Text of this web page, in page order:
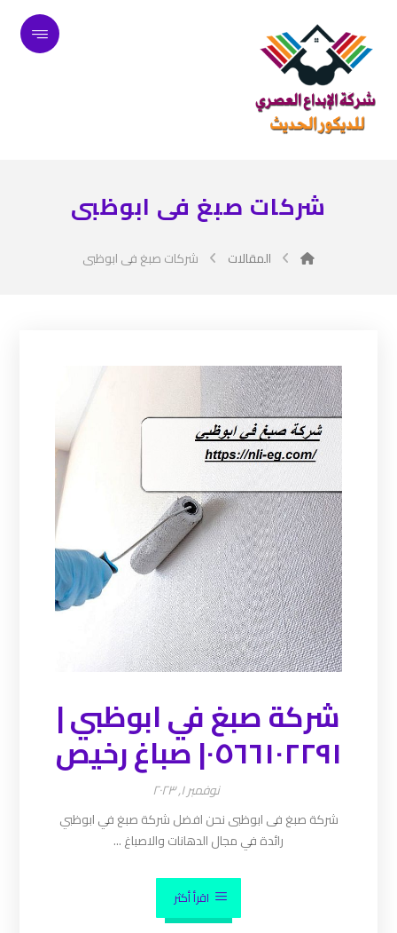
شركات صبغ فى ابوظبى
المقالات شركات صبغ فى ابوظبى
شركة صبغ في ابوظبي |
٠٥٦٦١٠٢٢٩١| صباغ رخيص
نوفمبر ١, ٢٠٢٣
شركة صبغ فى ابوظبى نحن افضل شركة صبغ في ابوظبي
رائدة في مجال الدهانات والاصباغ ...
اقرأ أكثر